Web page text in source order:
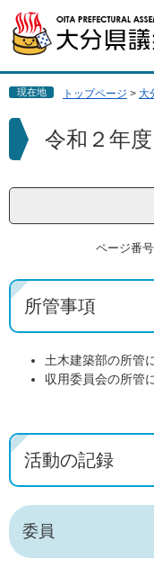
ジ
先
で
。
ュ
を
ば
て
現在地 トップページ > 大
本
令和２年
ページ番
所管事項
土木建築部の所管
収用委員会の所管
活動の記録
委員